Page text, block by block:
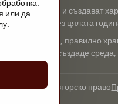
екстериор и създават
езерце през цялата
правилно
е да се създаде
©2026 Авторско право
или да